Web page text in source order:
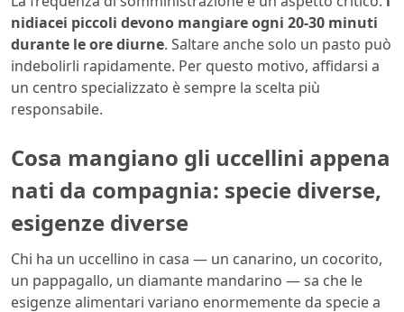
nidiacei piccoli devono mangiare ogni 20-30 minuti
durante le ore diurne. Saltare anche solo un pasto può
indebolirli rapidamente. Per questo motivo, affidarsi a
un centro specializzato è sempre la scelta più
responsabile.
Cosa mangiano gli uccellini appena
nati da compagnia: specie diverse,
esigenze diverse
Chi ha un uccellino in casa — un canarino, un cocorito,
un pappagallo, un diamante mandarino — sa che le
esigenze alimentari variano enormemente da specie a